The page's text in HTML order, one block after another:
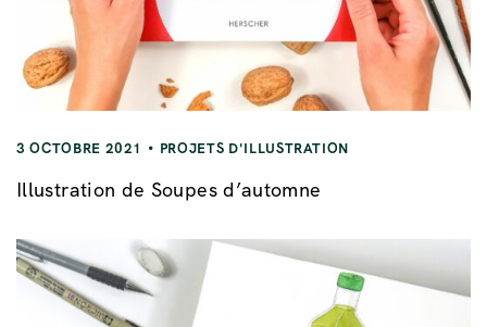
3 OCTOBRE 2021 PROJETS D'ILLUSTRATION
Illustration de Soupes d’automne